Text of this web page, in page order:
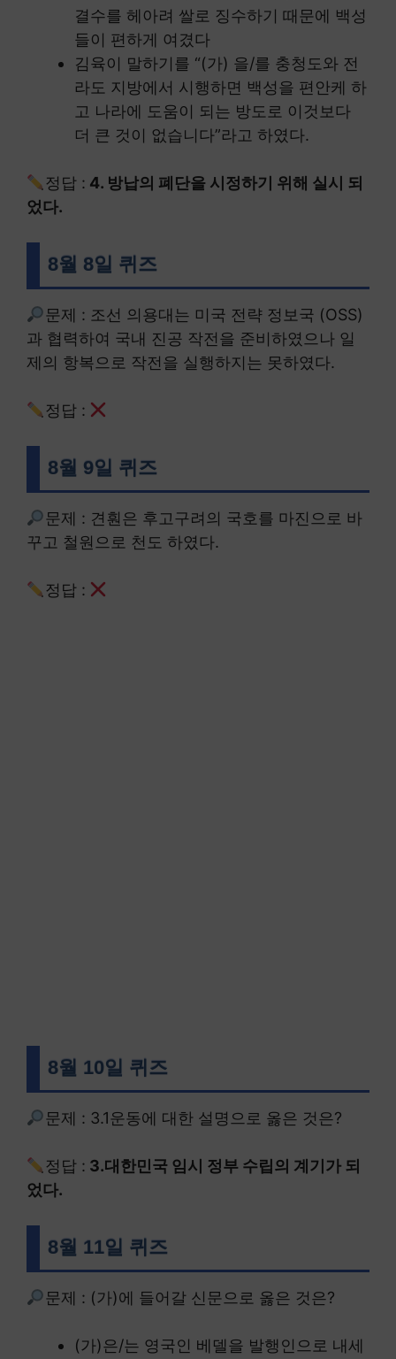
결수를 헤아려 쌀로 징수하기 때문에 백성
들이 편하게 여겼다
김육이 말하기를 “(가) 을/를 충청도와 전
라도 지방에서 시행하면 백성을 편안케 하
고 나라에 도움이 되는 방도로 이것보다
더 큰 것이 없습니다”라고 하였다.
정답 : 4. 방납의 폐단을 시정하기 위해 실시 되
었다.
8월 8일 퀴즈
문제 : 조선 의용대는 미국 전략 정보국 (OSS)
과 협력하여 국내 진공 작전을 준비하였으나 일
제의 항복으로 작전을 실행하지는 못하였다.
정답 :
8월 9일 퀴즈
문제 : 견훤은 후고구려의 국호를 마진으로 바
꾸고 철원으로 천도 하였다.
정답 :
8월 10일 퀴즈
문제 : 3.1운동에 대한 설명으로 옳은 것은?
정답 : 3.대한민국 임시 정부 수립의 계기가 되
었다.
8월 11일 퀴즈
문제 : (가)에 들어갈 신문으로 옳은 것은?
(가)은/는 영국인 베델을 발행인으로 내세